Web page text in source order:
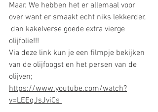
Maar. We hebben het er allemaal voor
over want er smaakt echt niks lekkerder,
dan kakelverse goede extra vierge
olijfolie!!!
Via deze link kun je een filmpje bekijken
van de olijfoogst en het persen van de
olijven;
https://www.youtube.com/watch?
v=LEEqJsJviCs